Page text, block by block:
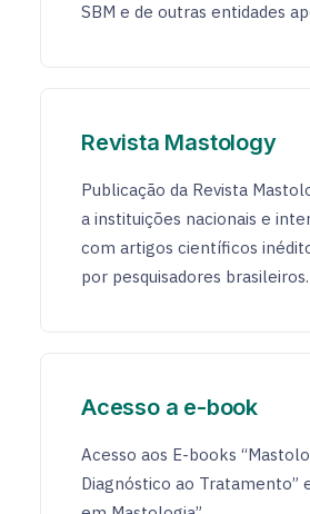
SBM e de outras entidades
Revista Mastology
Publicação da Revista
a instituições nacionais e
com artigos científicos
por pesquisadores brasileiros.
Acesso a e-book
Acesso aos E-books
Diagnóstico ao Tratamento”